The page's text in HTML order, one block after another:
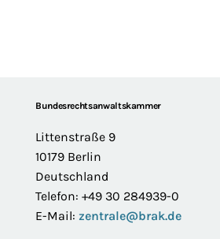
FooterBundesrechtsanwaltskammer
Littenstraße 9
10179 Berlin
Deutschland
Telefon: +49 30 284939-0
E-Mail: zentrale@brak.de